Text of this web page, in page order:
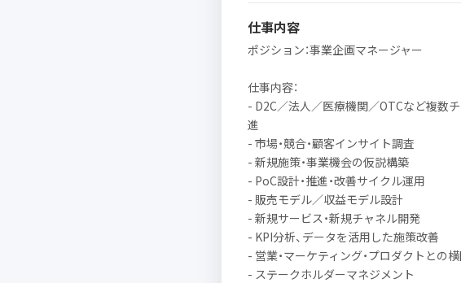
仕事内容
ポジション：事業企画マネージャー
仕事内容：
- D2C／法人／医療機関／OTCなど複数
進
- 市場・競合・顧客インサイト調査
- 新規施策・事業機会の仮説構築
- PoC設計・推進・改善サイクル運用
- 販売モデル／収益モデル設計
- 新規サービス・新規チャネル開発
- KPI分析、データを活用した施策改善
- 営業・マーケティング・プロダクトとの
- ステークホルダーマネジメント